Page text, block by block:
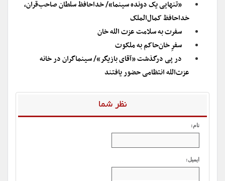
«تنهایی یک دونده سینما»/ خداحافظ سلطان صاحب‌قران،
خداحافظ کمال‌الملک
سفرت به سلامت عزت الله خان
سفرِ خا‌ن‌حاکم به ملکوت
در پی درگذشت «آقای بازیگر»/ سینماگران در خانه
عزت‌الله انتظامی حضور یافتند
نظر شما
نام:
ایمیل: